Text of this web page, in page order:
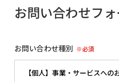
お問い合わせフ
お問い合わせ種別 ※必須